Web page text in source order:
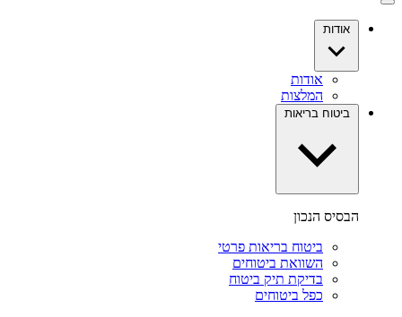
אודות
אודות
המלצות
ביטוח בריאות
הבסיס הנכון
ביטוח בריאות פרטי
השוואת ביטוחים
בדיקת תיק ביטוח
כפל ביטוחים